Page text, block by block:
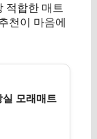
적합한 매트
천이 마음에
실 모래매트